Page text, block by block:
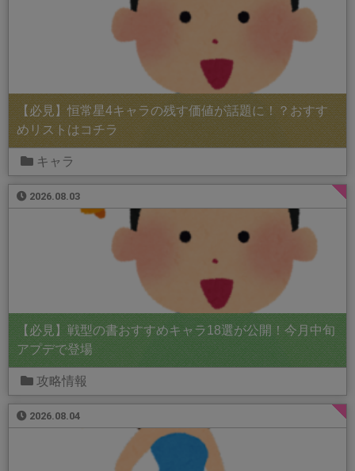
【必見】恒常星4キャラの残す価値が話題に！？おすす
めリストはコチラ
キャラ
2026.08.03
【必見】戦型の書おすすめキャラ18選が公開！今月中旬
アプデで登場
攻略情報
2026.08.04